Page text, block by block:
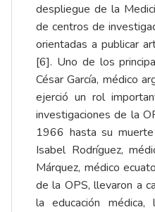
despliegue de la
de centros de
orientadas a publicar
[6]. Uno de los
César García, médico
ejerció un rol
investigaciones de la
1966 hasta su
Isabel Rodríguez,
Márquez, médico
de la OPS, llevaron a
la educación médica,